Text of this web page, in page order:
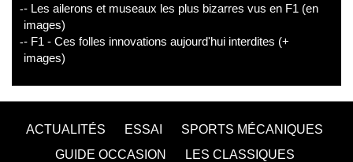
- Les ailerons et museaux les plus bizarres vus en F1 (en
images)
- F1 - Ces folles innovations aujourd'hui interdites (+
images)
ACTUALITÉS ESSAI
SPORTS MÉCANIQUES
GUIDE OCCASION
LES CLASSIQUES